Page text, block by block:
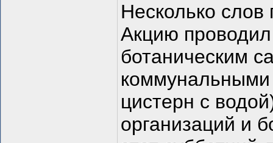
Несколько слов
Акцию
ботаническим
коммунальными
цистерн с
организаций и